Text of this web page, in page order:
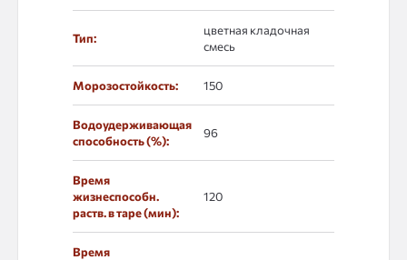
Тип:
цветная кладочная
смесь
Морозостойкость: 150
Водоудерживающая
способность (%):
96
Время
жизнеспособн.
раств. в таре (мин):
120
Время